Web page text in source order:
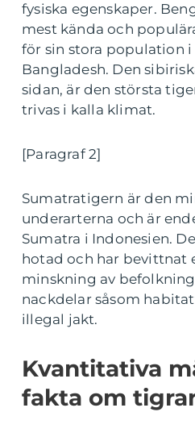
fysiska egenskaper.
mest kända och
för sin stora population i
Bangladesh. Den
sidan, är den största
trivas i kalla klimat.
[Paragraf 2]
Sumatratigern är den
underarterna och är
Sumatra i Indonesien.
hotad och har bevittnat
minskning av
nackdelar såsom
illegal jakt.
Kvantitativa
fakta om